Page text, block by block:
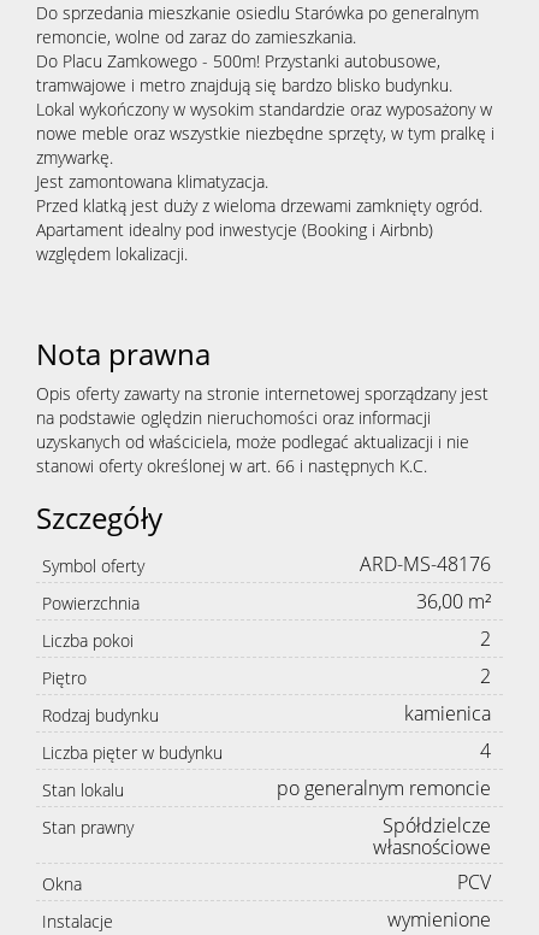
Do sprzedania mieszkanie osiedlu Starówka po generalnym
remoncie, wolne od zaraz do zamieszkania.
Do Placu Zamkowego - 500m! Przystanki autobusowe,
tramwajowe i metro znajdują się bardzo blisko budynku.
Lokal wykończony w wysokim standardzie oraz wyposażony w
nowe meble oraz wszystkie niezbędne sprzęty, w tym pralkę i
zmywarkę.
Jest zamontowana klimatyzacja.
Przed klatką jest duży z wieloma drzewami zamknięty ogród.
Apartament idealny pod inwestycje (Booking i Airbnb)
względem lokalizacji.
Nota prawna
Opis oferty zawarty na stronie internetowej sporządzany jest
na podstawie oględzin nieruchomości oraz informacji
uzyskanych od właściciela, może podlegać aktualizacji i nie
stanowi oferty określonej w art. 66 i następnych K.C.
Szczegóły
Symbol oferty ARD-MS-48176
Powierzchnia 36,00 m²
Liczba pokoi 2
Piętro 2
Rodzaj budynku kamienica
Liczba pięter w budynku 4
Stan lokalu po generalnym remoncie
Stan prawny
Spółdzielcze
własnościowe
Okna PCV
Instalacje wymienione